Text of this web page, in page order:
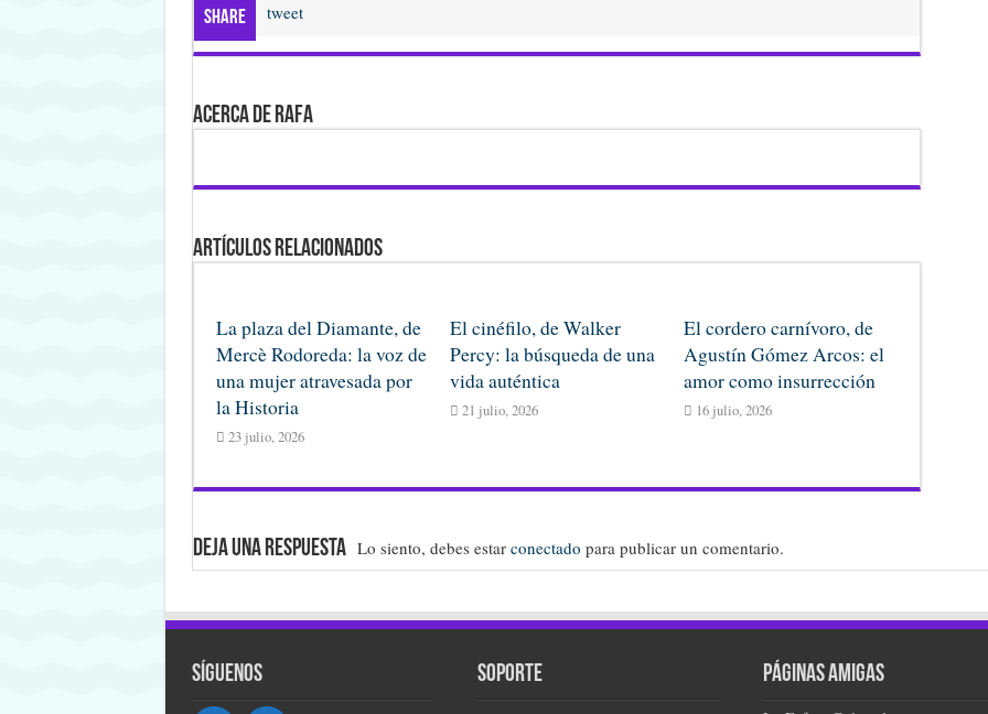
Share tweet
Acerca de Rafa
Artículos Relacionados
La plaza del Diamante, de
Mercè Rodoreda: la voz de
una mujer atravesada por
la Historia
23 julio, 2026
El cinéfilo, de Walker
Percy: la búsqueda de una
vida auténtica
21 julio, 2026
El cordero carnívoro, de
Agustín Gómez Arcos: el
amor como insurrección
16 julio, 2026
Deja una respuesta Lo siento, debes estar conectado para publicar un comentario.
Síguenos Soporte Páginas amigas